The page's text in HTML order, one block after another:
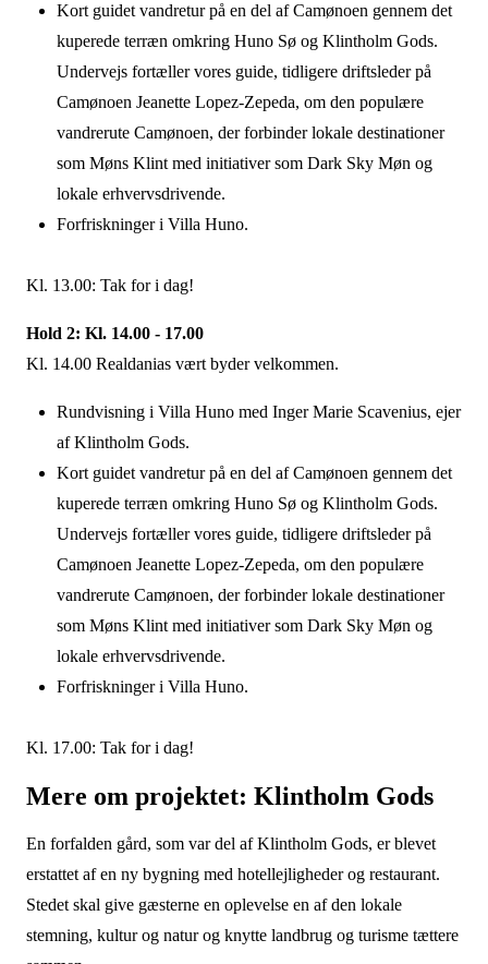
Kort guidet vandretur på en del af Camønoen gennem det
kuperede terræn omkring Huno Sø og Klintholm Gods.
Undervejs fortæller vores guide, tidligere driftsleder på
Camønoen Jeanette Lopez-Zepeda, om den populære
vandrerute Camønoen, der forbinder lokale destinationer
som Møns Klint med initiativer som Dark Sky Møn og
lokale erhvervsdrivende.
Forfriskninger i Villa Huno.
Kl. 13.00: Tak for i dag!
Hold 2: Kl. 14.00 - 17.00
Kl. 14.00 Realdanias vært byder velkommen.
Rundvisning i Villa Huno med Inger Marie Scavenius, ejer
af Klintholm Gods.
Kort guidet vandretur på en del af Camønoen gennem det
kuperede terræn omkring Huno Sø og Klintholm Gods.
Undervejs fortæller vores guide, tidligere driftsleder på
Camønoen Jeanette Lopez-Zepeda, om den populære
vandrerute Camønoen, der forbinder lokale destinationer
som Møns Klint med initiativer som Dark Sky Møn og
lokale erhvervsdrivende.
Forfriskninger i Villa Huno.
Kl. 17.00: Tak for i dag!
Mere om projektet: Klintholm Gods
En forfalden gård, som var del af Klintholm Gods, er blevet
erstattet af en ny bygning med hotellejligheder og restaurant.
Stedet skal give gæsterne en oplevelse en af den lokale
stemning, kultur og natur og knytte landbrug og turisme tættere